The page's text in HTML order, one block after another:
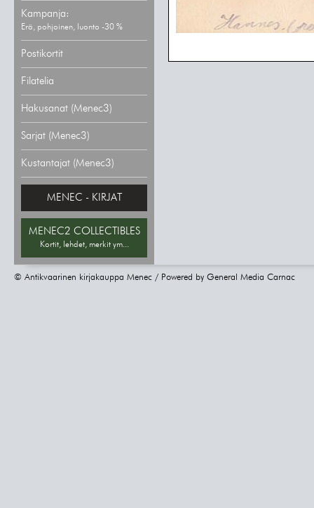
Kampanja:
Erä, pohjoinen, luonto -30 %
Postikortit
Filatelia
Hakusanat (Menec3)
Sarjat (Menec3)
Kustantajat (Menec3)
MENEC - KIRJAT
MENEC2 COLLECTIBLES
Kortit, lehdet, merkit ym...
© Antikvaarinen kirjakauppa Menec / Powered by General Media Carnac